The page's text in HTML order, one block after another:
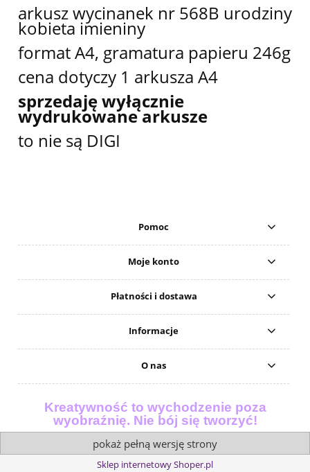
arkusz wycinanek nr 568B urodziny
kobieta imieniny
format A4, gramatura papieru 246g
cena dotyczy 1 arkusza A4
sprzedaję wyłącznie
wydrukowane arkusze
to nie są DIGI
Pomoc
Moje konto
Płatności i dostawa
Informacje
O nas
Kreatywność to wychodzenie poza
wyobraźnię. Nie bój się tworzyć!
pokaż pełną wersję strony
Sklep internetowy Shoper.pl